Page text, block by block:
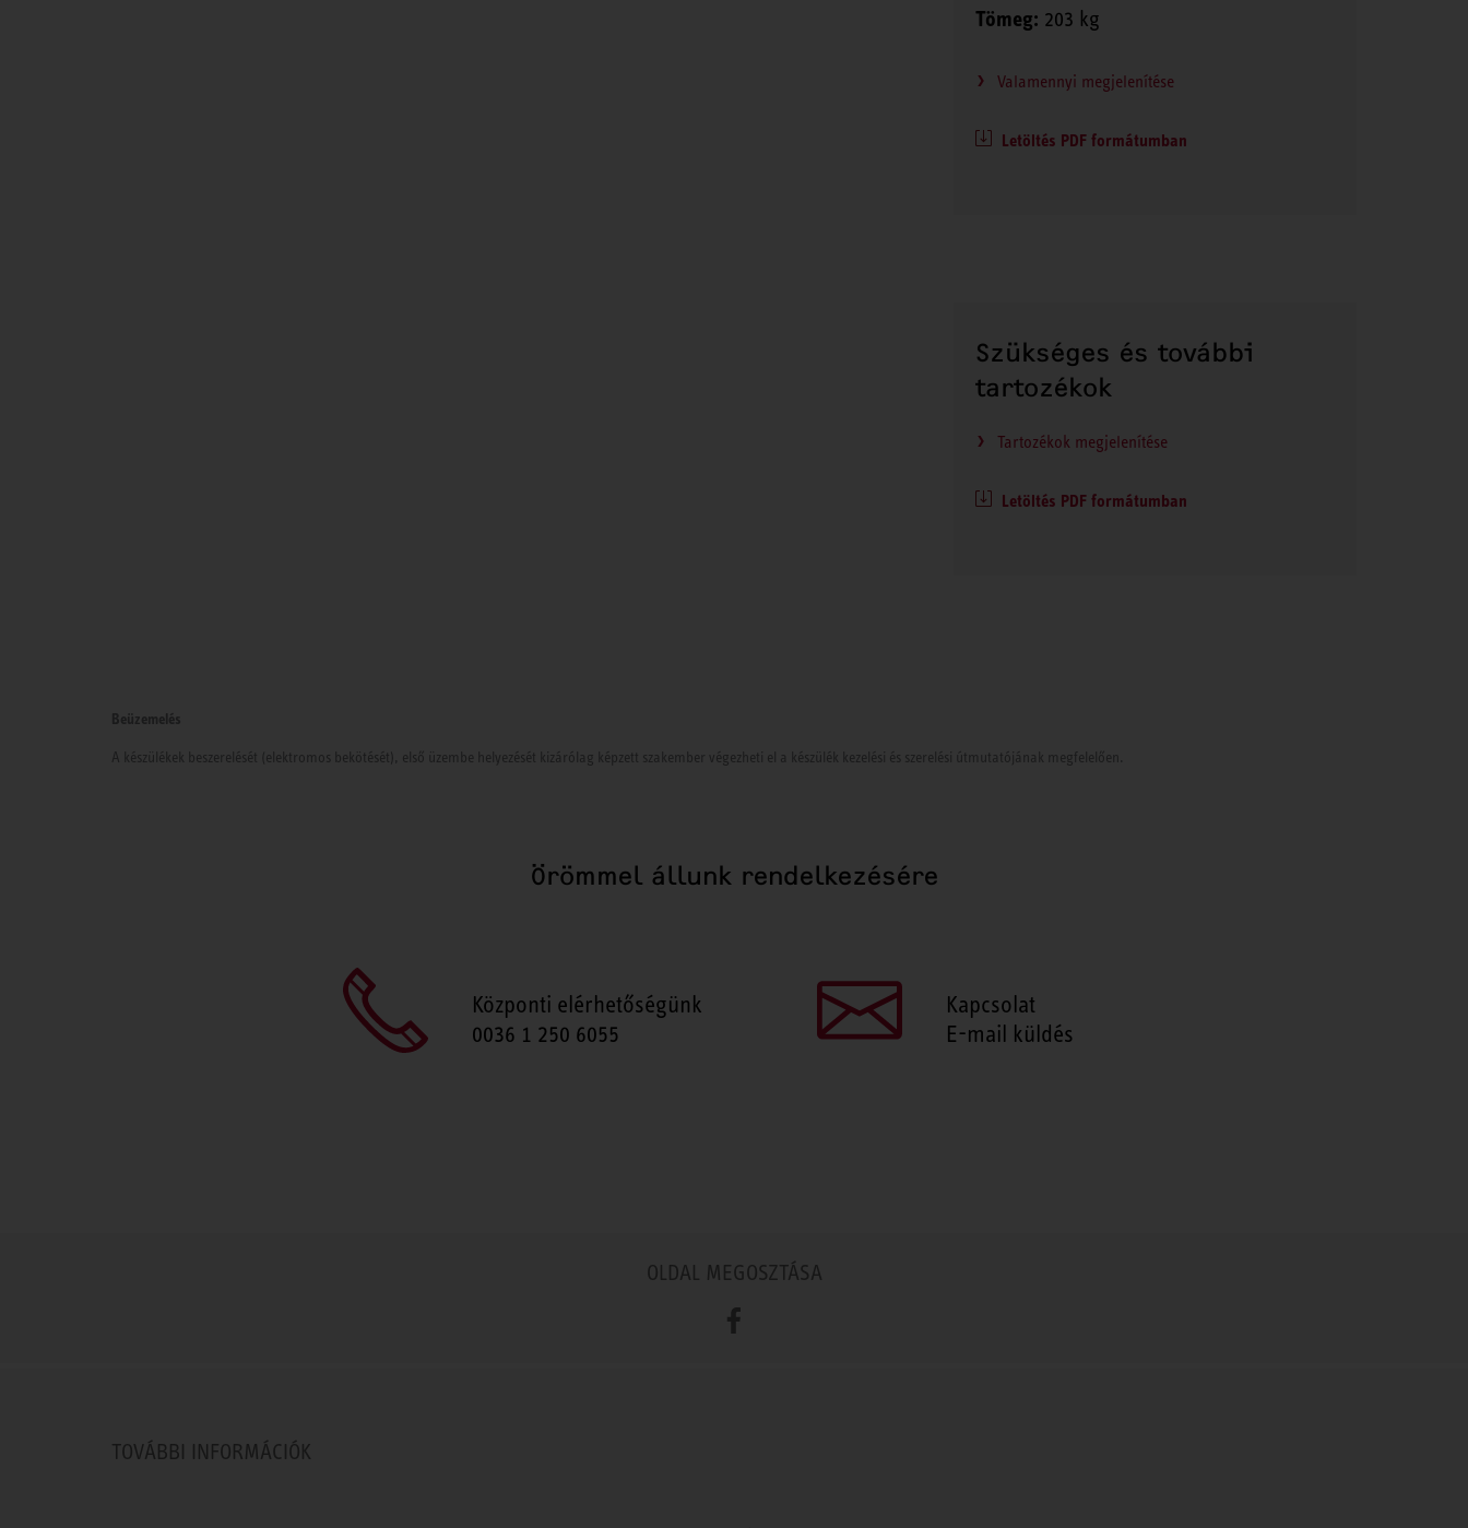
Tömeg: 203 kg
Valamennyi megjelenítése
Letöltés PDF formátumban
Szükséges és további
tartozékok
Tartozékok megjelenítése
Letöltés PDF formátumban
Beüzemelés
A készülékek beszerelését (elektromos bekötését), első üzembe helyezését kizárólag képzett szakember végezheti el a készülék kezelési és szerelési útmutatójának megfelelően.
Örömmel állunk rendelkezésére
Központi elérhetőségünk
0036 1 250 6055
Kapcsolat
E-mail küldés
OLDAL MEGOSZTÁSA
Facebook
TOVÁBBI INFORMÁCIÓK